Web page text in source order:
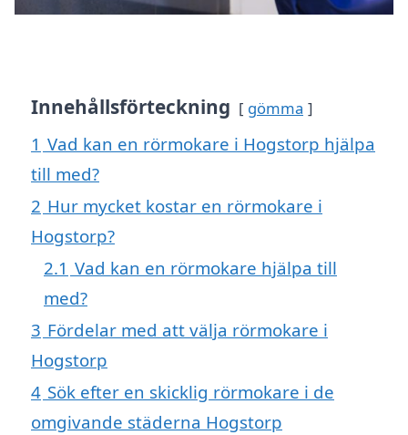
Innehållsförteckning gömma
1 Vad kan en rörmokare i Hogstorp hjälpa
till med?
2 Hur mycket kostar en rörmokare i
Hogstorp?
2.1 Vad kan en rörmokare hjälpa till
med?
3 Fördelar med att välja rörmokare i
Hogstorp
4 Sök efter en skicklig rörmokare i de
omgivande städerna Hogstorp